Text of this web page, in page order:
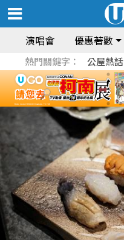
演唱會 優惠著數
熱門關鍵字： 公屋熱話